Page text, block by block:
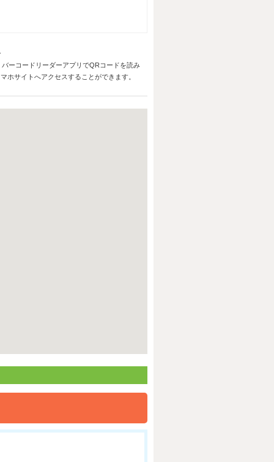
バーコードリーダーアプリでQRコードを読み
ホサイトへアクセスすることができます。